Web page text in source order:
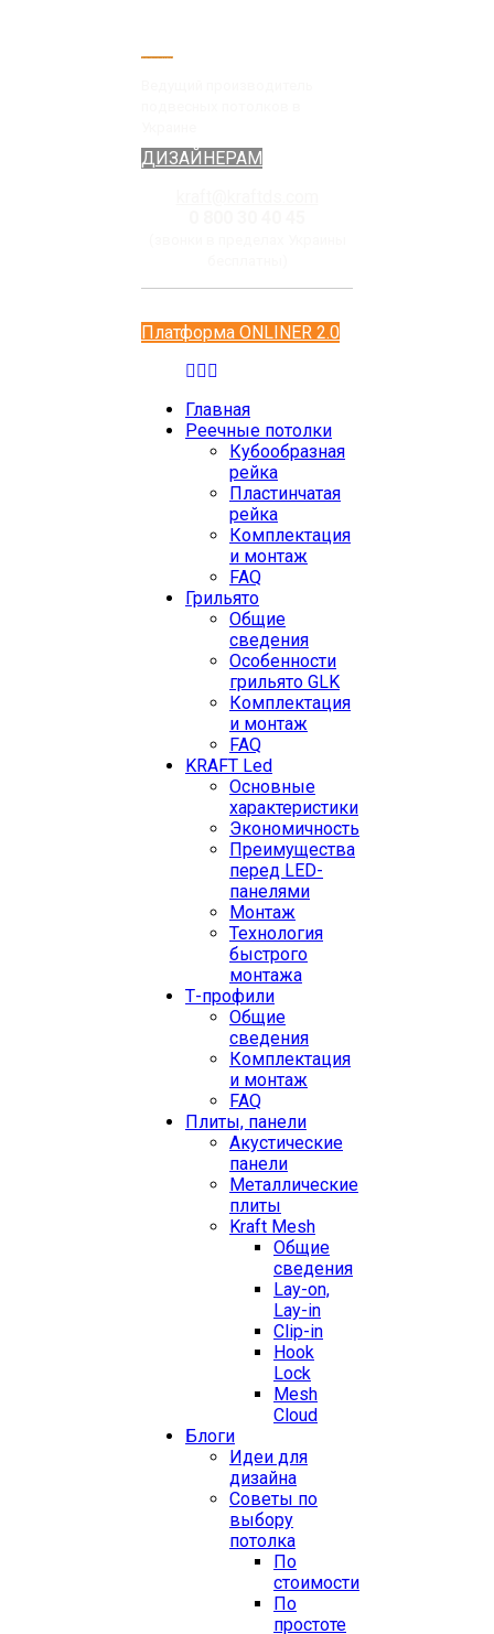
ДИЗАЙНЕРАМ
Платформа ONLINER 2.0
Главная
Реечные потолки
Кубообразная
рейка
Пластинчатая
рейка
Комплектация
и монтаж
FAQ
Грильято
Общие
сведения
Особенности
грильято GLK
Комплектация
и монтаж
FAQ
KRAFT Led
Основные
характеристики
Экономичность
Преимущества
перед LED-
панелями
Монтаж
Технология
быстрого
монтажа
Т-профили
Общие
сведения
Комплектация
и монтаж
FAQ
Плиты, панели
Акустические
панели
Металлические
плиты
Kraft Mesh
Общие
сведения
Lay-on,
Lay-in
Clip-in
Hook
Lock
Mesh
Cloud
Блоги
Идеи для
дизайна
Советы по
выбору
потолка
По
стоимости
По
простоте